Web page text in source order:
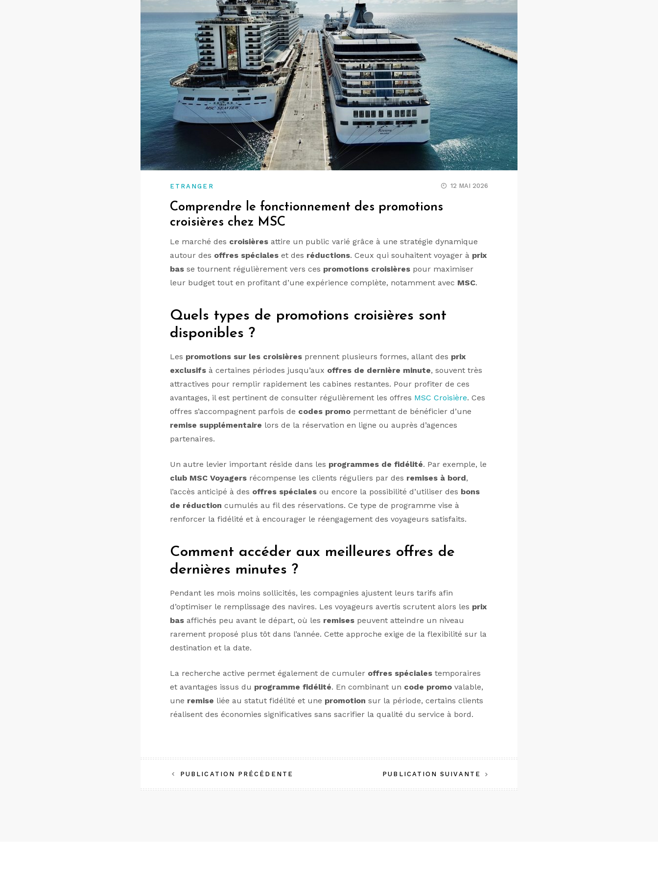
ETRANGER 12 MAI 2026
Comprendre le fonctionnement des promotions
croisières chez MSC
Le marché des croisières attire un public varié grâce à une stratégie dynamique
autour des offres spéciales et des réductions. Ceux qui souhaitent voyager à prix
bas se tournent régulièrement vers ces promotions croisières pour maximiser
leur budget tout en profitant d’une expérience complète, notamment avec MSC.
Quels types de promotions croisières sont
disponibles ?
Les promotions sur les croisières prennent plusieurs formes, allant des prix
exclusifs à certaines périodes jusqu’aux offres de dernière minute, souvent très
attractives pour remplir rapidement les cabines restantes. Pour profiter de ces
avantages, il est pertinent de consulter régulièrement les offres MSC Croisière. Ces
offres s’accompagnent parfois de codes promo permettant de bénéficier d’une
remise supplémentaire lors de la réservation en ligne ou auprès d’agences
partenaires.
Un autre levier important réside dans les programmes de fidélité. Par exemple, le
club MSC Voyagers récompense les clients réguliers par des remises à bord,
l’accès anticipé à des offres spéciales ou encore la possibilité d’utiliser des bons
de réduction cumulés au fil des réservations. Ce type de programme vise à
renforcer la fidélité et à encourager le réengagement des voyageurs satisfaits.
Comment accéder aux meilleures offres de
dernières minutes ?
Pendant les mois moins sollicités, les compagnies ajustent leurs tarifs afin
d’optimiser le remplissage des navires. Les voyageurs avertis scrutent alors les prix
bas affichés peu avant le départ, où les remises peuvent atteindre un niveau
rarement proposé plus tôt dans l’année. Cette approche exige de la flexibilité sur la
destination et la date.
La recherche active permet également de cumuler offres spéciales temporaires
et avantages issus du programme fidélité. En combinant un code promo valable,
une remise liée au statut fidélité et une promotion sur la période, certains clients
réalisent des économies significatives sans sacrifier la qualité du service à bord.
Navigation
de
PUBLICATION PRÉCÉDENTE PUBLICATION SUIVANTE